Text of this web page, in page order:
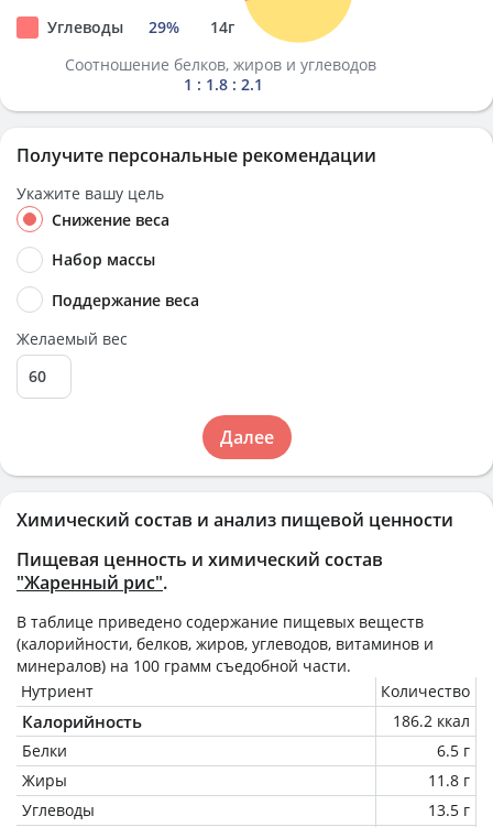
Химический состав и анализ пищевой ценности
Пищевая ценность и химический состав
"Жаренный рис".
В таблице приведено содержание пищевых веществ
(калорийности, белков, жиров, углеводов, витаминов и
минералов) на 100 грамм съедобной части.
Нутриент
Количество
Калорийность
186.2 ккал
Белки
6.5 г
Жиры
11.8 г
Углеводы
13.5 г
Углеводы
29% 14г
Соотношение белков, жиров и углеводов
1 : 1.8 : 2.1
Получите персональные рекомендации
Укажите вашу цель
Снижение веса
Набор массы
Поддержание веса
Желаемый вес
Далее